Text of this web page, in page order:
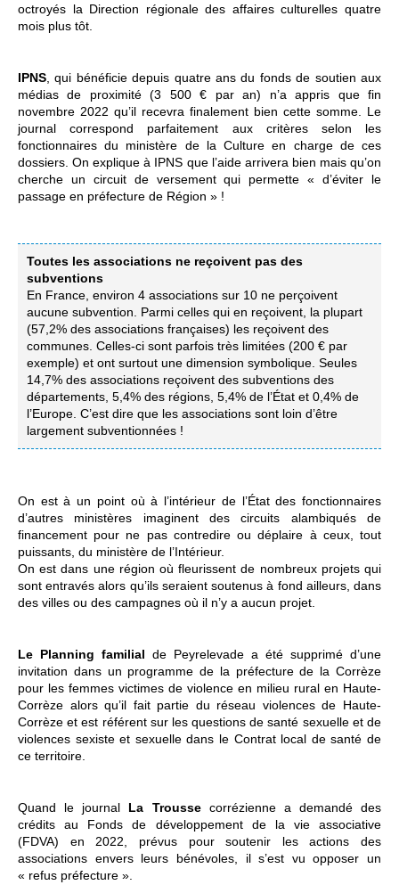
octroyés la Direction régionale des affaires culturelles quatre
mois plus tôt.
IPNS , qui bénéficie depuis quatre ans du fonds de soutien aux
médias de proximité (3 500 € par an) n’a appris que fin
novembre 2022 qu’il recevra finalement bien cette somme. Le
journal correspond parfaitement aux critères selon les
fonctionnaires du ministère de la Culture en charge de ces
dossiers. On explique à IPNS que l’aide arrivera bien mais qu’on
cherche un circuit de versement qui permette « d’éviter le
passage en préfecture de Région » !
Toutes les associations ne reçoivent pas des
subventions
En France, environ 4 associations sur 10 ne perçoivent
aucune subvention. Parmi celles qui en reçoivent, la plupart
(57,2% des associations françaises) les reçoivent des
communes. Celles-ci sont parfois très limitées (200 € par
exemple) et ont surtout une dimension symbolique. Seules
14,7% des associations reçoivent des subventions des
départements, 5,4% des régions, 5,4% de l’État et 0,4% de
l’Europe. C’est dire que les associations sont loin d’être
largement subventionnées !
On est à un point où à l’intérieur de l’État des fonctionnaires
d’autres ministères imaginent des circuits alambiqués de
financement pour ne pas contredire ou déplaire à ceux, tout
puissants, du ministère de l’Intérieur.
On est dans une région où fleurissent de nombreux projets qui
sont entravés alors qu’ils seraient soutenus à fond ailleurs, dans
des villes ou des campagnes où il n’y a aucun projet.
Le Planning familial de Peyrelevade a été supprimé d’une
invitation dans un programme de la préfecture de la Corrèze
pour les femmes victimes de violence en milieu rural en Haute-
Corrèze alors qu’il fait partie du réseau violences de Haute-
Corrèze et est référent sur les questions de santé sexuelle et de
violences sexiste et sexuelle dans le Contrat local de santé de
ce territoire.
Quand le journal La Troussecorrézienne a demandé des
crédits au Fonds de développement de la vie associative
(FDVA) en 2022, prévus pour soutenir les actions des
associations envers leurs bénévoles, il s’est vu opposer un
« refus préfecture ».